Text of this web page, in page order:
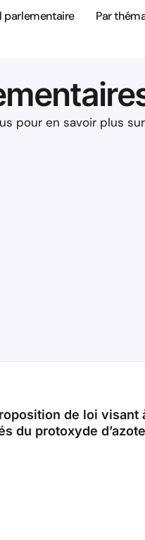
parlementaire Par
pour en savoir plus
de loi
du protoxyde d’azote